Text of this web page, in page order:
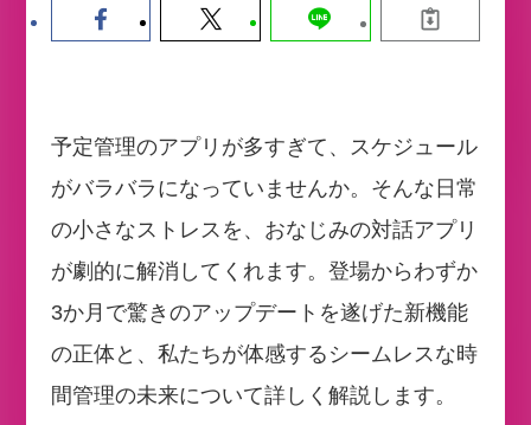
予定管理のアプリが多すぎて、スケジュール
がバラバラになっていませんか。そんな日常
の小さなストレスを、おなじみの対話アプリ
が劇的に解消してくれます。登場からわずか
3か月で驚きのアップデートを遂げた新機能
の正体と、私たちが体感するシームレスな時
間管理の未来について詳しく解説します。